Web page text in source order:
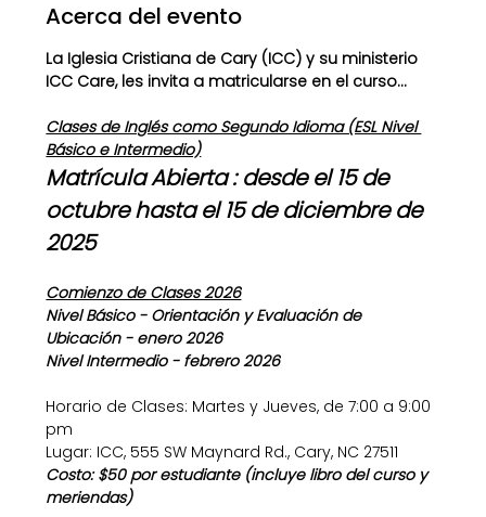
Acerca del evento
La Iglesia Cristiana de Cary (ICC) y su ministerio
ICC Care, les invita a matricularse en el curso...
Clases de Inglés como Segundo Idioma (ESL Nivel
Básico e Intermedio)
Matrícula Abierta : desde el 15 de
octubre hasta el 15 de diciembre de
2025
Comienzo de Clases 2026
Nivel Básico - Orientación y Evaluación de
Ubicación - enero 2026
Nivel Intermedio - febrero 2026
Horario de Clases: Martes y Jueves, de 7:00 a 9:00
pm
Lugar: ICC, 555 SW Maynard Rd., Cary, NC 27511
Costo: $50 por estudiante (incluye libro del curso y
meriendas)